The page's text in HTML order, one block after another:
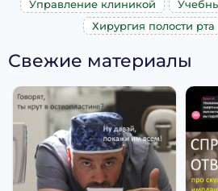
Управление клиникой
Хирургия полости рта
Свежие материалы